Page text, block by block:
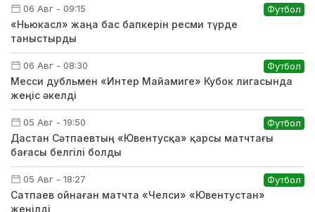
06 Авг - 09:15 Футбол
«Ньюкасл» жаңа бас бапкерін ресми түрде
таныстырды
06 Авг - 08:30 Футбол
Месси дубльмен «Интер Майамиге» Кубок лигасында
жеңіс әкелді
05 Авг - 19:50 Футбол
Дастан Сәтпаевтың «Ювентусқа» қарсы матчтағы
бағасы белгілі болды
05 Авг - 18:27 Футбол
Сатпаев ойнаған матчта «Челси» «Ювентустан»
жеңілді